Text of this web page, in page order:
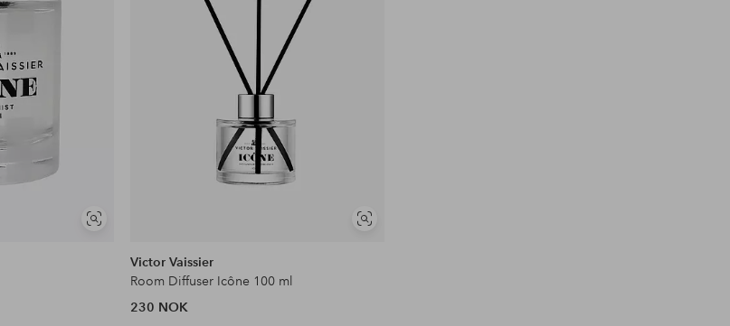
Vis
Vis
Victor Vaissier
Room Diffuser Icône 100 ml
230 NOK